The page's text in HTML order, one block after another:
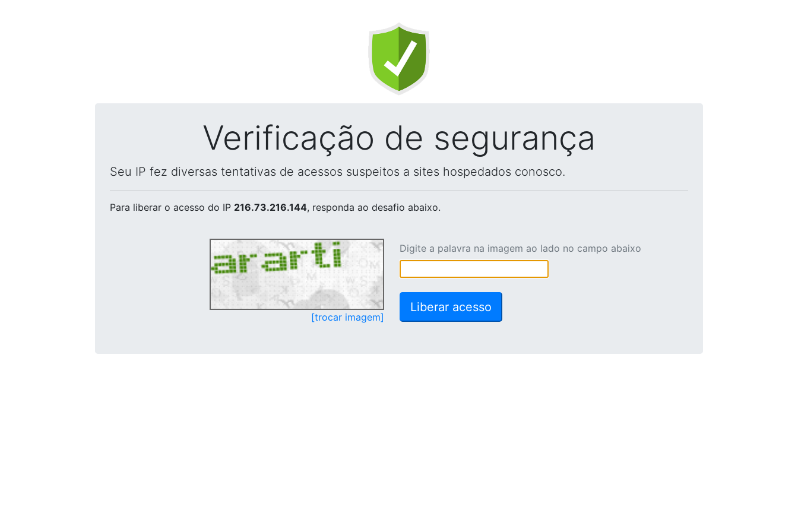
Verificação de segurança
Seu IP fez diversas tentativas de acessos suspeitos a sites hospedados conosco.
Para liberar o acesso do IP 216.73.216.144, responda ao desafio abaixo.
[trocar imagem]
Digite a palavra na imagem ao lado no campo abaixo